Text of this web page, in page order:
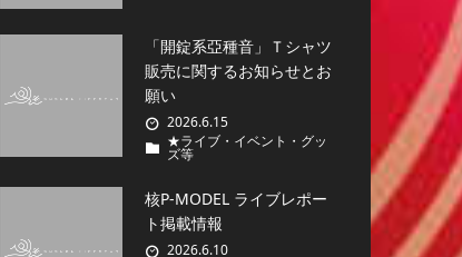
「開錠系亞種音」Ｔシャツ
販売に関するお知らせとお
願い
2026.6.15
★ライブ・イベント・グッ
ズ等
核P-MODEL ライブレポー
ト掲載情報
2026.6.10